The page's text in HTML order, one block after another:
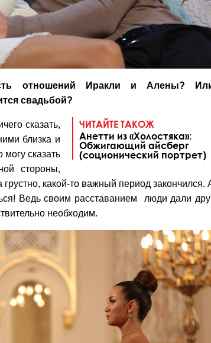
отношений Иракли и Алены?
свадьбой?
ЧИТАЙТЕ ТАКОЖ
Анетти из «Холостяка»:
Обжигающий айсберг
(соционический портрет)
сказать,
близка и
могу сказать
стороны,
грустно, какой-то важный период закончился.
Ведь своим расставанием люди дали
необходим.